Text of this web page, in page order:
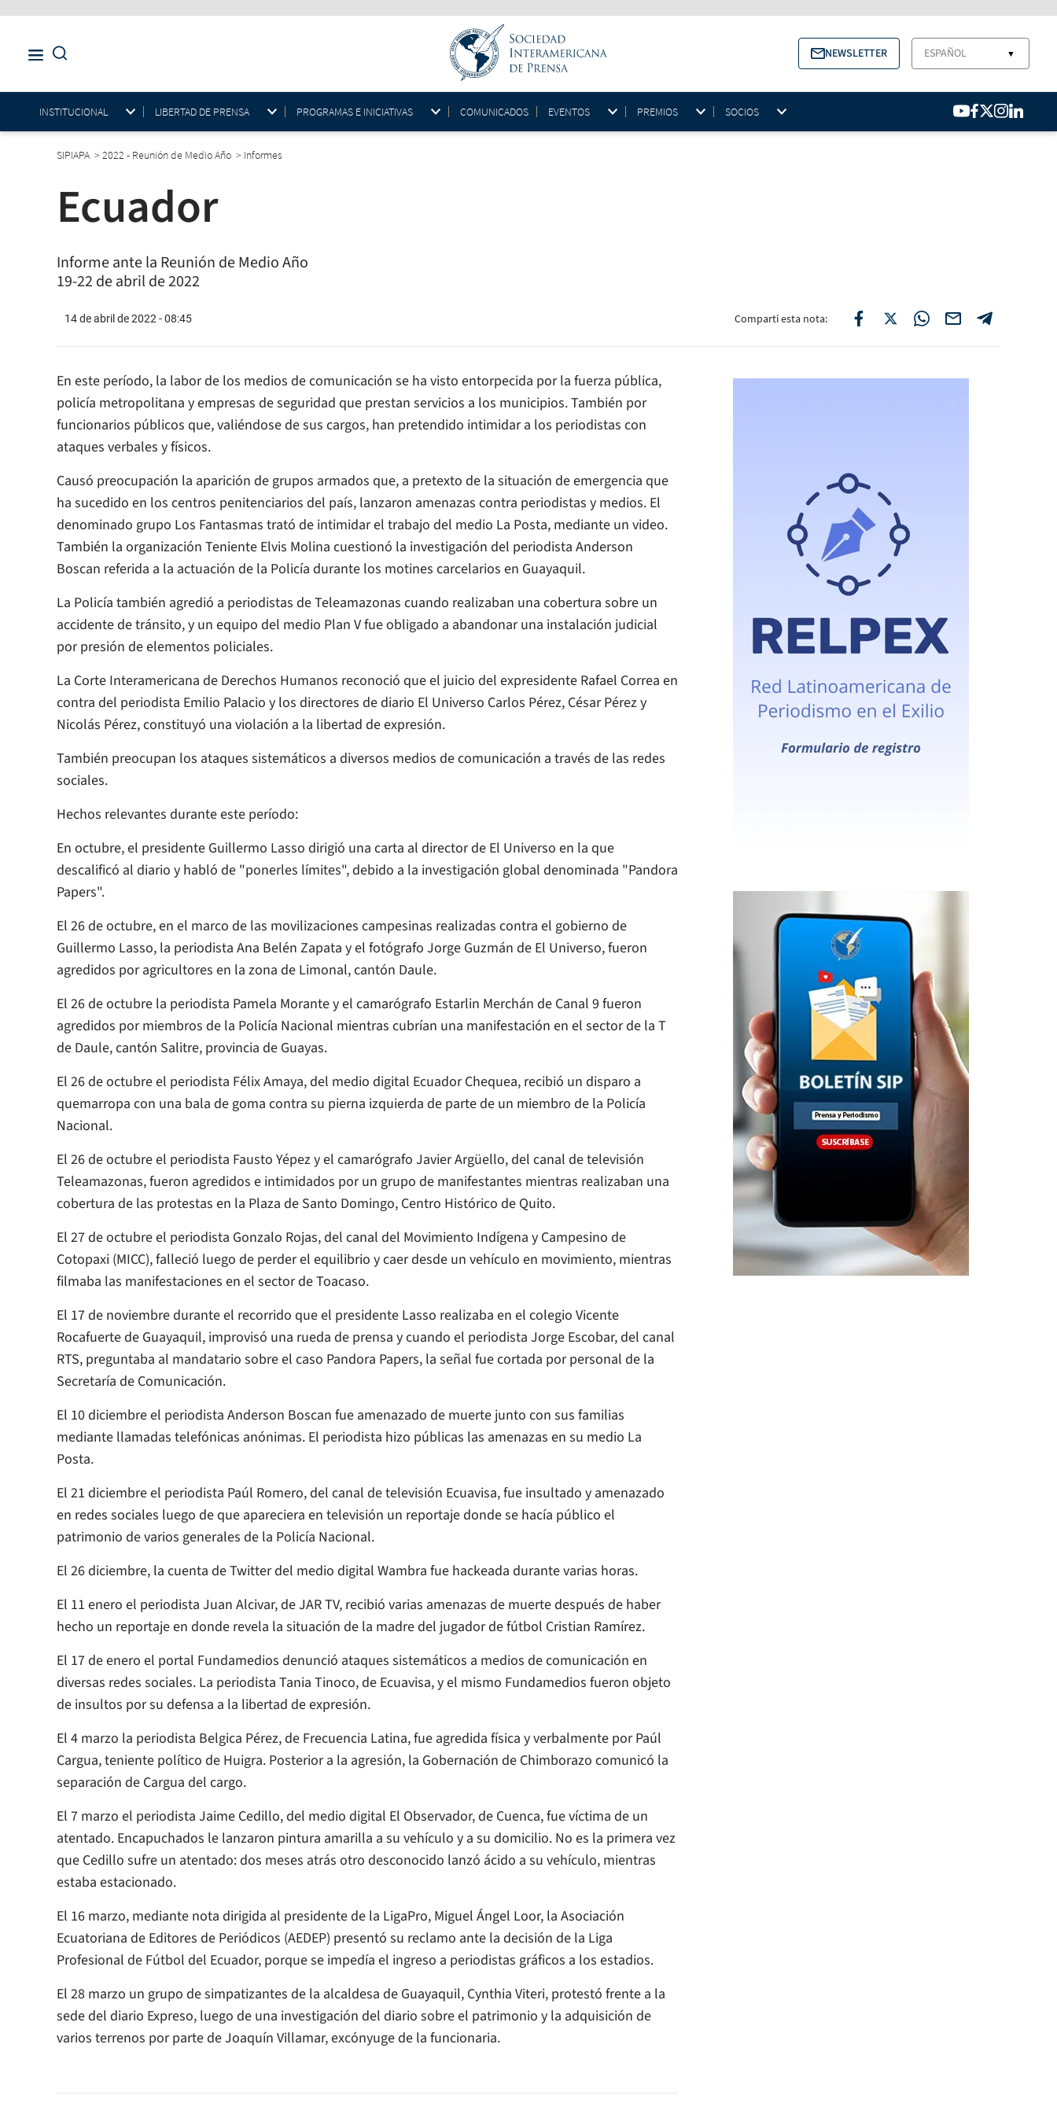
NEWSLETTER ESPAÑOL ▼
INSTITUCIONAL LIBERTAD DE PRENSA PROGRAMAS E INICIATIVAS COMUNICADOS EVENTOS PREMIOS SOCIOS
SIPIAPA >2022 - Reunión de Medio Año > Informes
Ecuador
Informe ante la Reunión de Medio Año
19-22 de abril de 2022
14 de abril de 2022 - 08:45 Compartí esta nota:
En este período, la labor de los medios de comunicación se ha visto entorpecida por la fuerza pública,
policía metropolitana y empresas de seguridad que prestan servicios a los municipios. También por
funcionarios públicos que, valiéndose de sus cargos, han pretendido intimidar a los periodistas con
ataques verbales y físicos.
Causó preocupación la aparición de grupos armados que, a pretexto de la situación de emergencia que
ha sucedido en los centros penitenciarios del país, lanzaron amenazas contra periodistas y medios. El
denominado grupo Los Fantasmas trató de intimidar el trabajo del medio La Posta, mediante un video.
También la organización Teniente Elvis Molina cuestionó la investigación del periodista Anderson
Boscan referida a la actuación de la Policía durante los motines carcelarios en Guayaquil.
La Policía también agredió a periodistas de Teleamazonas cuando realizaban una cobertura sobre un
accidente de tránsito, y un equipo del medio Plan V fue obligado a abandonar una instalación judicial
por presión de elementos policiales.
La Corte Interamericana de Derechos Humanos reconoció que el juicio del expresidente Rafael Correa en
contra del periodista Emilio Palacio y los directores de diario El Universo Carlos Pérez, César Pérez y
Nicolás Pérez, constituyó una violación a la libertad de expresión.
También preocupan los ataques sistemáticos a diversos medios de comunicación a través de las redes
sociales.
Hechos relevantes durante este período:
En octubre, el presidente Guillermo Lasso dirigió una carta al director de El Universo en la que
descalificó al diario y habló de "ponerles límites", debido a la investigación global denominada "Pandora
Papers".
El 26 de octubre, en el marco de las movilizaciones campesinas realizadas contra el gobierno de
Guillermo Lasso, la periodista Ana Belén Zapata y el fotógrafo Jorge Guzmán de El Universo, fueron
agredidos por agricultores en la zona de Limonal, cantón Daule.
El 26 de octubre la periodista Pamela Morante y el camarógrafo Estarlin Merchán de Canal 9 fueron
agredidos por miembros de la Policía Nacional mientras cubrían una manifestación en el sector de la T
de Daule, cantón Salitre, provincia de Guayas.
El 26 de octubre el periodista Félix Amaya, del medio digital Ecuador Chequea, recibió un disparo a
quemarropa con una bala de goma contra su pierna izquierda de parte de un miembro de la Policía
Nacional.
El 26 de octubre el periodista Fausto Yépez y el camarógrafo Javier Argüello, del canal de televisión
Teleamazonas, fueron agredidos e intimidados por un grupo de manifestantes mientras realizaban una
cobertura de las protestas en la Plaza de Santo Domingo, Centro Histórico de Quito.
El 27 de octubre el periodista Gonzalo Rojas, del canal del Movimiento Indígena y Campesino de
Cotopaxi (MICC), falleció luego de perder el equilibrio y caer desde un vehículo en movimiento, mientras
filmaba las manifestaciones en el sector de Toacaso.
El 17 de noviembre durante el recorrido que el presidente Lasso realizaba en el colegio Vicente
Rocafuerte de Guayaquil, improvisó una rueda de prensa y cuando el periodista Jorge Escobar, del canal
RTS, preguntaba al mandatario sobre el caso Pandora Papers, la señal fue cortada por personal de la
Secretaría de Comunicación.
El 10 diciembre el periodista Anderson Boscan fue amenazado de muerte junto con sus familias
mediante llamadas telefónicas anónimas. El periodista hizo públicas las amenazas en su medio La
Posta.
El 21 diciembre el periodista Paúl Romero, del canal de televisión Ecuavisa, fue insultado y amenazado
en redes sociales luego de que apareciera en televisión un reportaje donde se hacía público el
patrimonio de varios generales de la Policía Nacional.
El 26 diciembre, la cuenta de Twitter del medio digital Wambra fue hackeada durante varias horas.
El 11 enero el periodista Juan Alcivar, de JAR TV, recibió varias amenazas de muerte después de haber
hecho un reportaje en donde revela la situación de la madre del jugador de fútbol Cristian Ramírez.
El 17 de enero el portal Fundamedios denunció ataques sistemáticos a medios de comunicación en
diversas redes sociales. La periodista Tania Tinoco, de Ecuavisa, y el mismo Fundamedios fueron objeto
de insultos por su defensa a la libertad de expresión.
El 4 marzo la periodista Belgica Pérez, de Frecuencia Latina, fue agredida física y verbalmente por Paúl
Cargua, teniente político de Huigra. Posterior a la agresión, la Gobernación de Chimborazo comunicó la
separación de Cargua del cargo.
El 7 marzo el periodista Jaime Cedillo, del medio digital El Observador, de Cuenca, fue víctima de un
atentado. Encapuchados le lanzaron pintura amarilla a su vehículo y a su domicilio. No es la primera vez
que Cedillo sufre un atentado: dos meses atrás otro desconocido lanzó ácido a su vehículo, mientras
estaba estacionado.
El 16 marzo, mediante nota dirigida al presidente de la LigaPro, Miguel Ángel Loor, la Asociación
Ecuatoriana de Editores de Periódicos (AEDEP) presentó su reclamo ante la decisión de la Liga
Profesional de Fútbol del Ecuador, porque se impedía el ingreso a periodistas gráficos a los estadios.
El 28 marzo un grupo de simpatizantes de la alcaldesa de Guayaquil, Cynthia Viteri, protestó frente a la
sede del diario Expreso, luego de una investigación del diario sobre el patrimonio y la adquisición de
varios terrenos por parte de Joaquín Villamar, excónyuge de la funcionaria.